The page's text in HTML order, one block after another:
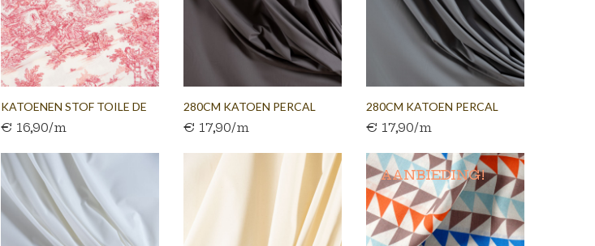
KATOENEN STOF TOILE DE
JOUY...
€ 16,90/m
280CM KATOEN PERCAL
ANTHRACIET
€ 17,90/m
280CM KATOEN PERCAL
GRIJS
€ 17,90/m
AANBIEDING!